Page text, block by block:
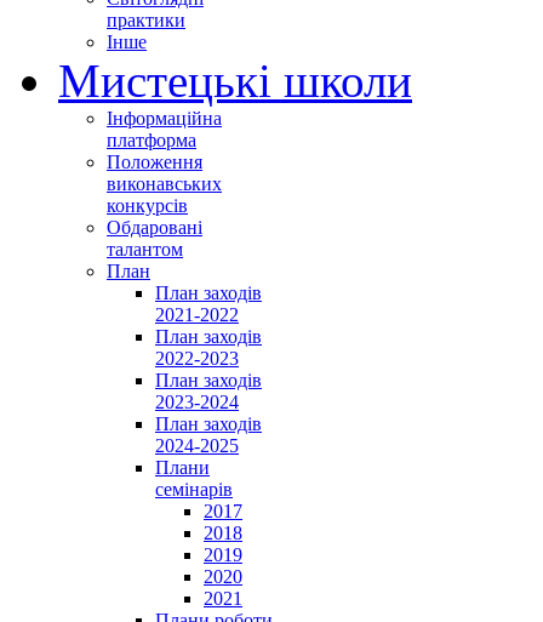
практики
Інше
Мистецькі школи
Інформаційна
платформа
Положення
виконавських
конкурсів
Обдаровані
талантом
План
План заходів
2021-2022
План заходів
2022-2023
План заходів
2023-2024
План заходів
2024-2025
Плани
семінарів
2017
2018
2019
2020
2021